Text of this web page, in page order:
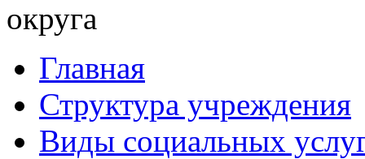
округа
Главная
Структура учреждения
Виды социальных